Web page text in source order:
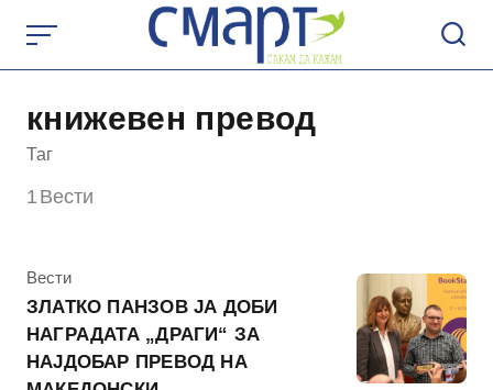
content
книжевен превод
Таг
1 Вести
КАтегорија
Вести
ЗЛАТКО ПАНЗОВ ЈА ДОБИ
НАГРАДАТА „ДРАГИ“ ЗА
НАЈДОБАР ПРЕВОД НА